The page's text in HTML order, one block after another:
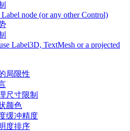
Label node (or any other Control)
Label3D, TextMesh or a projected
局限性
尺寸限制
颜色
缓冲精度
度排序